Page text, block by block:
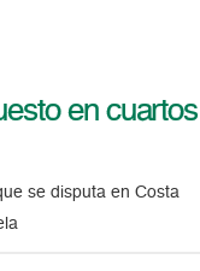
en cuartos
se disputa en Costa